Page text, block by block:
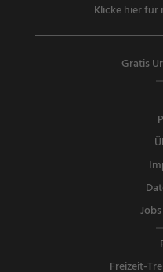
Klicke hier
Gratis
Freizeit-